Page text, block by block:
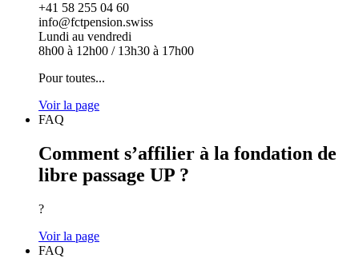
+41 58 255 04 60
info@fctpension.swiss
Lundi au vendredi
8h00 à 12h00 / 13h30 à 17h00
Pour toutes...
Voir la page
FAQ
Comment s’affilier à la fondation de
libre passage UP ?
?
Voir la page
FAQ